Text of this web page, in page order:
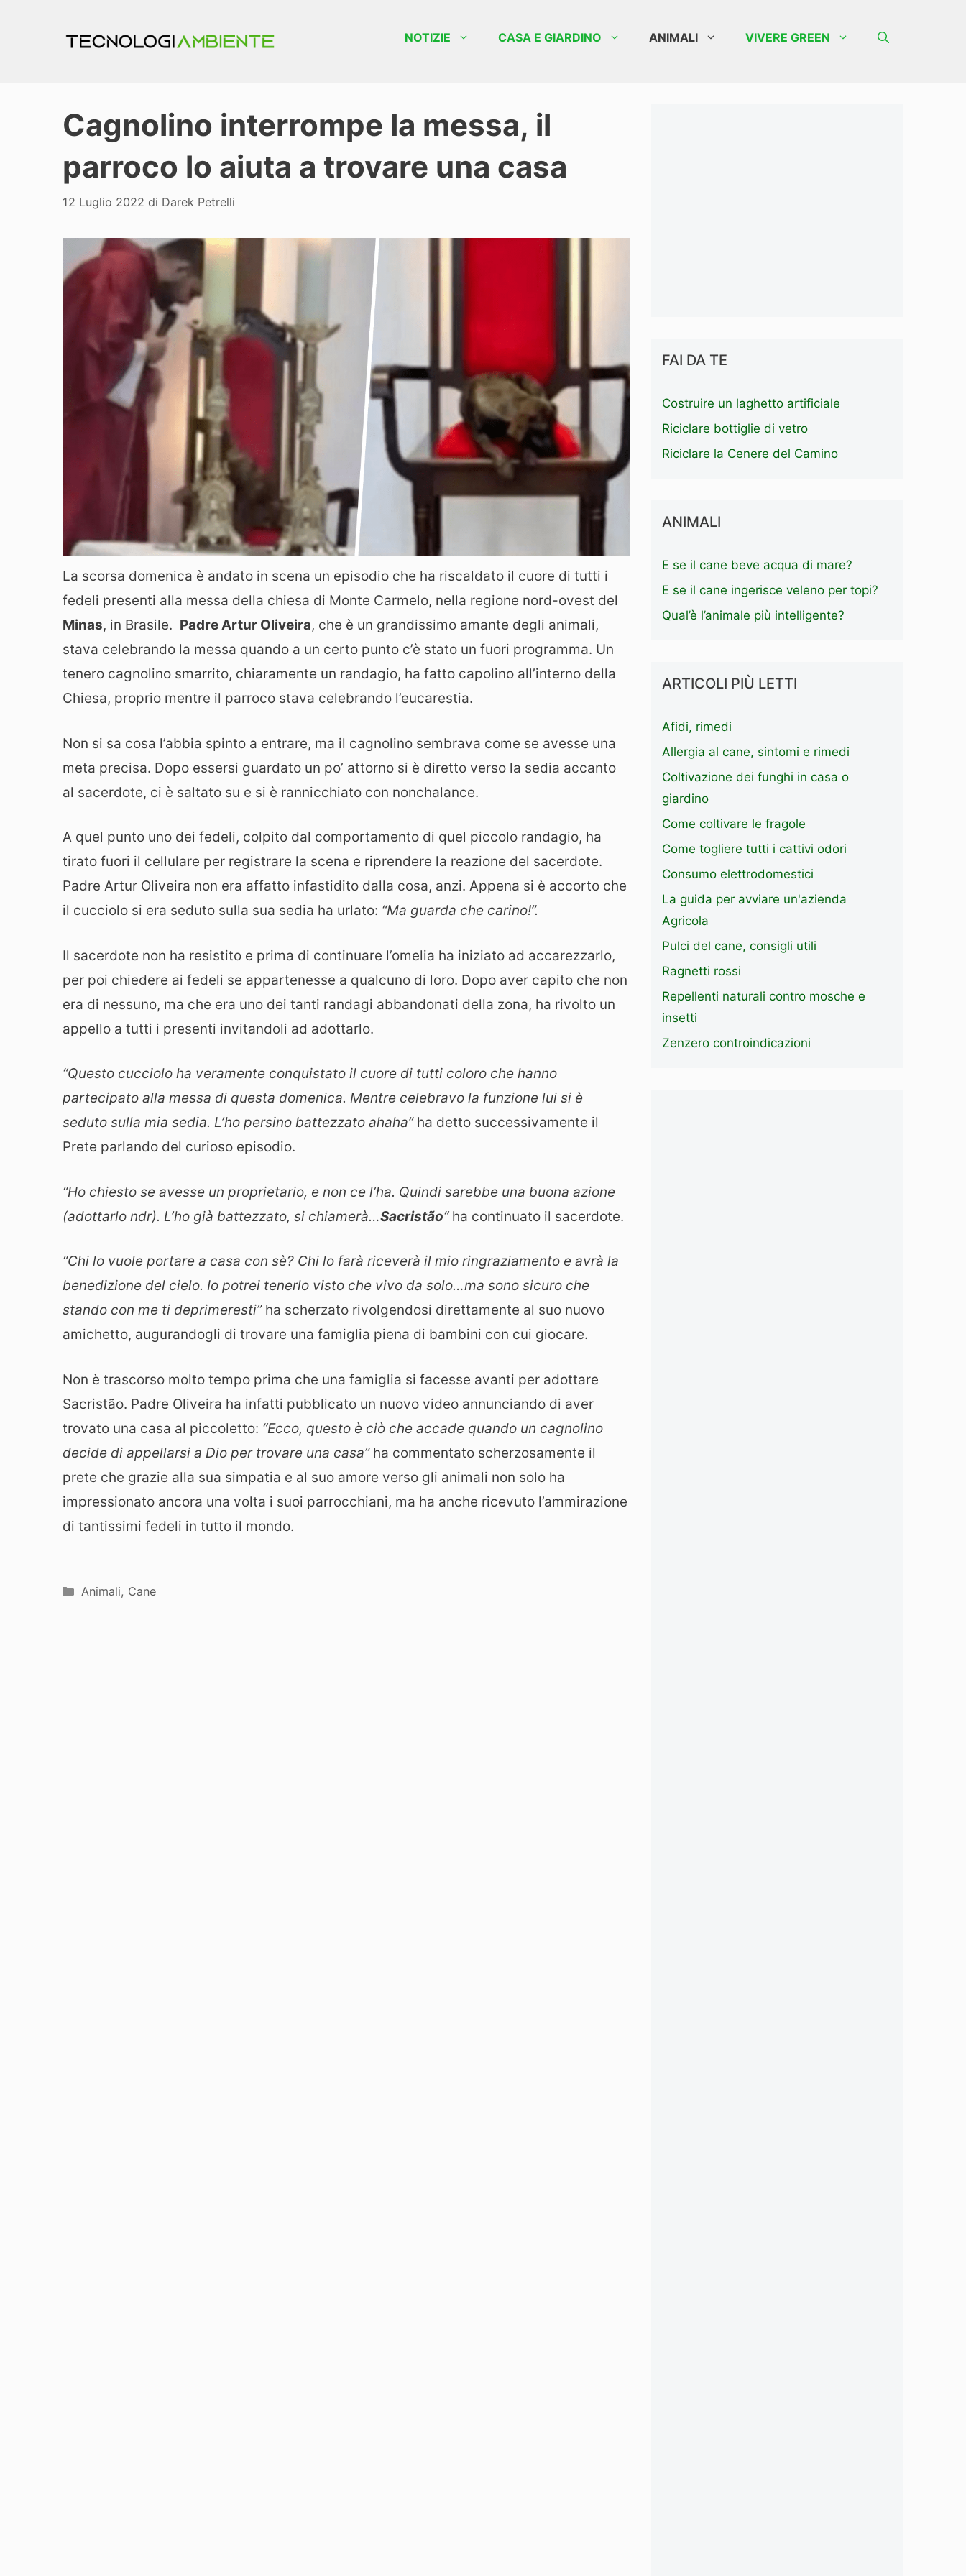
NOTIZIE CASA E GIARDINO ANIMALI VIVERE GREEN
Cagnolino interrompe la messa, il
parroco lo aiuta a trovare una casa
12 Luglio 2022 di Darek Petrelli
La scorsa domenica è andato in scena un episodio che ha riscaldato il cuore di tutti i
fedeli presenti alla messa della chiesa di Monte Carmelo, nella regione nord-ovest del
Minas, in Brasile. Padre Artur Oliveira, che è un grandissimo amante degli animali,
stava celebrando la messa quando a un certo punto c’è stato un fuori programma. Un
tenero cagnolino smarrito, chiaramente un randagio, ha fatto capolino all’interno della
Chiesa, proprio mentre il parroco stava celebrando l’eucarestia.
Non si sa cosa l’abbia spinto a entrare, ma il cagnolino sembrava come se avesse una
meta precisa. Dopo essersi guardato un po’ attorno si è diretto verso la sedia accanto
al sacerdote, ci è saltato su e si è rannicchiato con nonchalance.
A quel punto uno dei fedeli, colpito dal comportamento di quel piccolo randagio, ha
tirato fuori il cellulare per registrare la scena e riprendere la reazione del sacerdote.
Padre Artur Oliveira non era affatto infastidito dalla cosa, anzi. Appena si è accorto che
il cucciolo si era seduto sulla sua sedia ha urlato: “Ma guarda che carino!”.
Il sacerdote non ha resistito e prima di continuare l’omelia ha iniziato ad accarezzarlo,
per poi chiedere ai fedeli se appartenesse a qualcuno di loro. Dopo aver capito che non
era di nessuno, ma che era uno dei tanti randagi abbandonati della zona, ha rivolto un
appello a tutti i presenti invitandoli ad adottarlo.
“Questo cucciolo ha veramente conquistato il cuore di tutti coloro che hanno
partecipato alla messa di questa domenica. Mentre celebravo la funzione lui si è
seduto sulla mia sedia. L’ho persino battezzato ahaha”ha detto successivamente il
Prete parlando del curioso episodio.
“Ho chiesto se avesse un proprietario, e non ce l’ha. Quindi sarebbe una buona azione
(adottarlo ndr). L’ho già battezzato, si chiamerà…Sacristão“ha continuato il sacerdote.
“Chi lo vuole portare a casa con sè? Chi lo farà riceverà il mio ringraziamento e avrà la
benedizione del cielo. Io potrei tenerlo visto che vivo da solo…ma sono sicuro che
stando con me ti deprimeresti”ha scherzato rivolgendosi direttamente al suo nuovo
amichetto, augurandogli di trovare una famiglia piena di bambini con cui giocare.
Non è trascorso molto tempo prima che una famiglia si facesse avanti per adottare
Sacristão. Padre Oliveira ha infatti pubblicato un nuovo video annunciando di aver
trovato una casa al piccoletto: “Ecco, questo è ciò che accade quando un cagnolino
decide di appellarsi a Dio per trovare una casa” ha commentato scherzosamente il
prete che grazie alla sua simpatia e al suo amore verso gli animali non solo ha
impressionato ancora una volta i suoi parrocchiani, ma ha anche ricevuto l’ammirazione
di tantissimi fedeli in tutto il mondo.
Categorie
Animali, Cane
FAI DA TE
Costruire un laghetto artificiale
Riciclare bottiglie di vetro
Riciclare la Cenere del Camino
ANIMALI
E se il cane beve acqua di mare?
E se il cane ingerisce veleno per topi?
Qual’è l’animale più intelligente?
ARTICOLI PIÙ LETTI
Afidi, rimedi
Allergia al cane, sintomi e rimedi
Coltivazione dei funghi in casa o
giardino
Come coltivare le fragole
Come togliere tutti i cattivi odori
Consumo elettrodomestici
La guida per avviare un'azienda
Agricola
Pulci del cane, consigli utili
Ragnetti rossi
Repellenti naturali contro mosche e
insetti
Zenzero controindicazioni